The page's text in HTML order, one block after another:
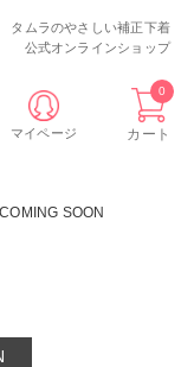
タムラのやさしい補正下着
公式オンラインショップ
マイページ カート
0
COMING SOON